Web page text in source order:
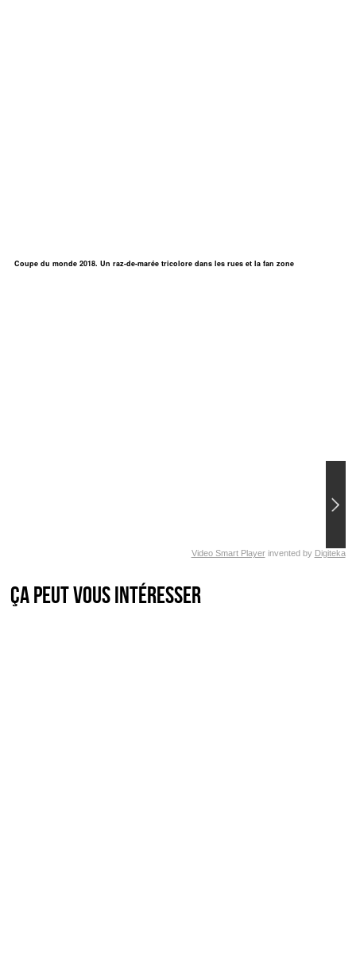
Coupe du monde 2018. Un raz-de-marée tricolore dans les rues et la fan zone
Video Smart Playerinvented by Digiteka
Ça peut vous intéresser